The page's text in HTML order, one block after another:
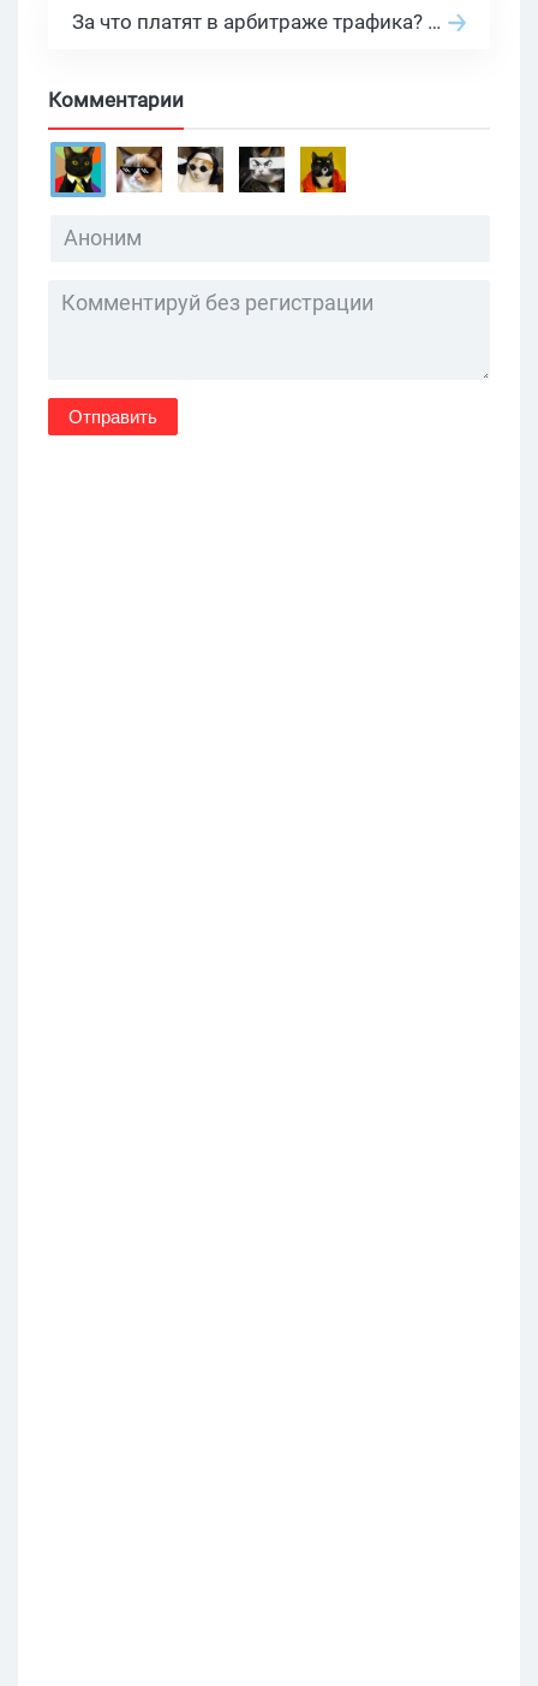
За что платят в арбитраже трафика? 30 моделей оплаты в бурж и СНГ партнерках
Комментарии
Отправить